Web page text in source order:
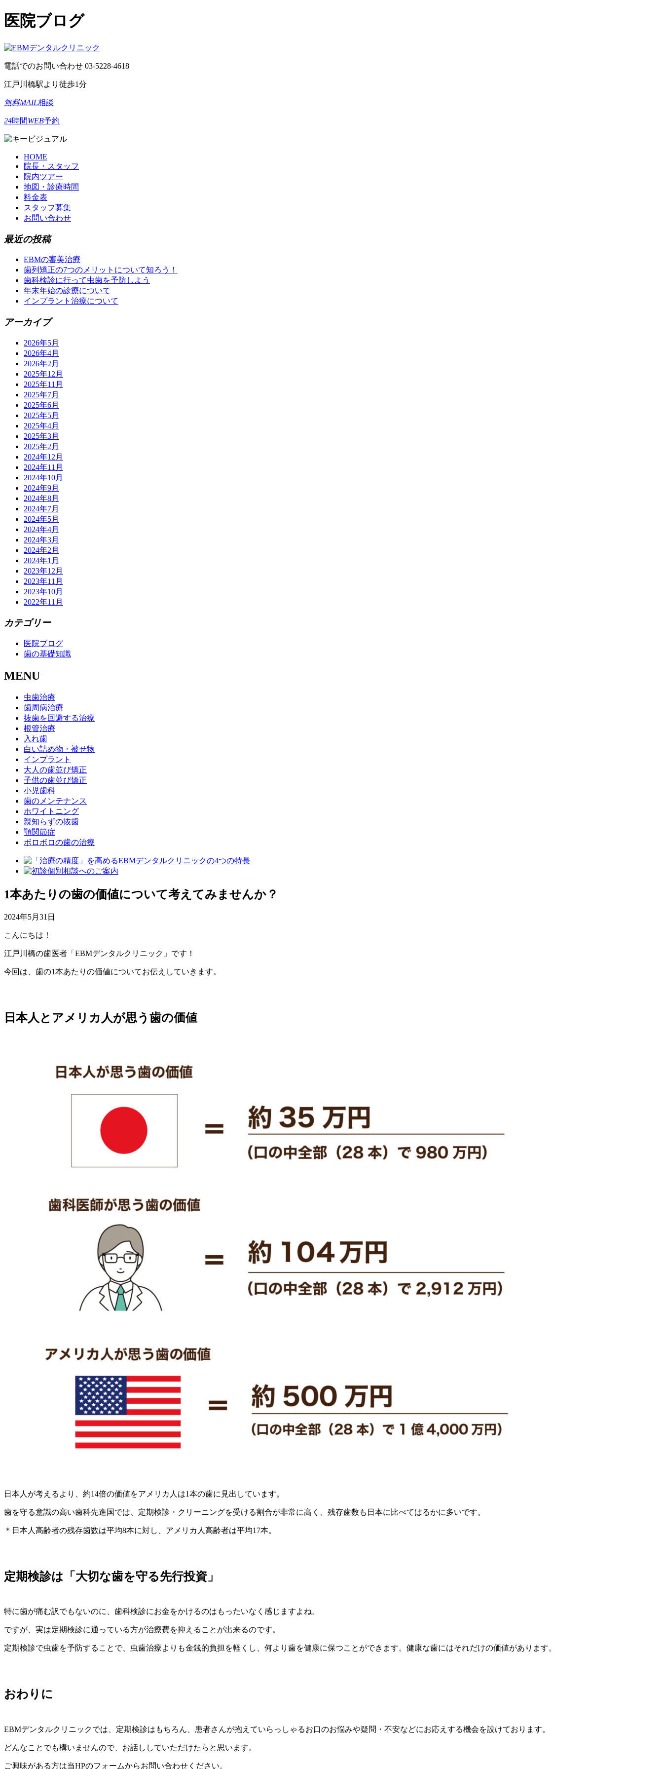
医院ブログ
電話でのお問い合わせ 03-5228-4618
江戸川橋駅より徒歩1分
無料MAIL相談
24時間WEB予約
HOME
院長・スタッフ
院内ツアー
地図・診療時間
料金表
スタッフ募集
お問い合わせ
最近の投稿
EBMの審美治療
歯列矯正の7つのメリットについて知ろう！
歯科検診に行って虫歯を予防しよう
年末年始の診療について
インプラント治療について
アーカイブ
2026年5月
2026年4月
2026年2月
2025年12月
2025年11月
2025年7月
2025年6月
2025年5月
2025年4月
2025年3月
2025年2月
2024年12月
2024年11月
2024年10月
2024年9月
2024年8月
2024年7月
2024年5月
2024年4月
2024年3月
2024年2月
2024年1月
2023年12月
2023年11月
2023年10月
2022年11月
カテゴリー
医院ブログ
歯の基礎知識
MENU
虫歯治療
歯周病治療
抜歯を回避する治療
根管治療
入れ歯
白い詰め物・被せ物
インプラント
大人の歯並び矯正
子供の歯並び矯正
小児歯科
歯のメンテナンス
ホワイトニング
親知らずの抜歯
顎関節症
ボロボロの歯の治療
1本あたりの歯の価値について考えてみませんか？
2024年5月31日
こんにちは！
江戸川橋の歯医者「EBMデンタルクリニック」です！
今回は、歯の1本あたりの価値についてお伝えしていきます。
日本人とアメリカ人が思う歯の価値
日本人が考えるより、約14倍の価値をアメリカ人は1本の歯に見出しています。
歯を守る意識の高い歯科先進国では、定期検診・クリーニングを受ける割合が非常に高く、残存歯数も日本に比べてはるかに多いです。
＊日本人高齢者の残存歯数は平均8本に対し、アメリカ人高齢者は平均17本。
定期検診は「大切な歯を守る先行投資」
特に歯が痛む訳でもないのに、歯科検診にお金をかけるのはもったいなく感じますよね。
ですが、実は定期検診に通っている方が治療費を抑えることが出来るのです。
定期検診で虫歯を予防することで、虫歯治療よりも金銭的負担を軽くし、何より歯を健康に保つことができます。健康な歯にはそれだけの価値があります。
おわりに
EBMデンタルクリニックでは、定期検診はもちろん、患者さんが抱えていらっしゃるお口のお悩みや疑問・不安などにお応えする機会を設けております。
どんなことでも構いませんので、お話ししていただけたらと思います。
ご興味がある方は当HPのフォームからお問い合わせください。